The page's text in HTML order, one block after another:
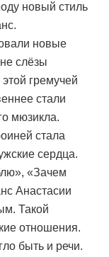
новый стиль
новые
слёзы
гремучей
стали
мюзикла.
стала
сердца.
«Зачем
Анастасии
Такой
отношения.
быть и речи.